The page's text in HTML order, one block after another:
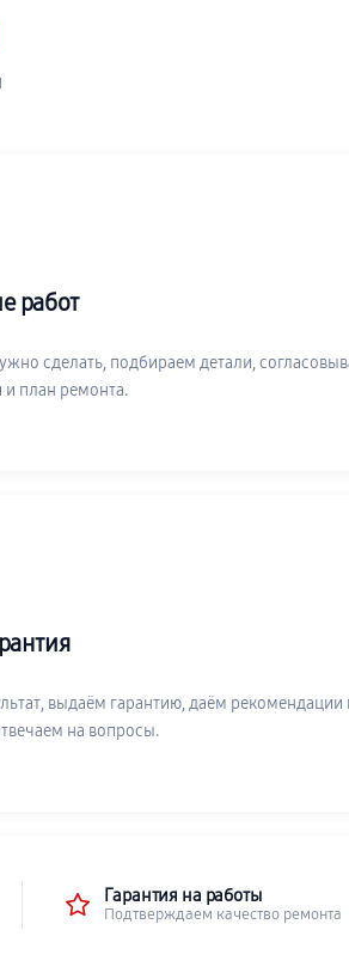
работ
сделать, подбираем детали,
и план ремонта.
выдаём гарантию, даём рекомендации
на вопросы.
Гарантия на работы
Подтверждаем качество ремонта